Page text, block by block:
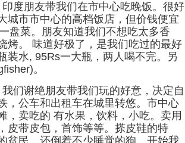
度朋友带我们在市中心吃晚饭。很好
城市市中心的高档饭店，但价钱便宜
盘菜。朋友知道我们不想吃太多香
烤。 味道好极了，是我们吃过的最好
装水, 95Rs一大瓶，两人喝不完。另
。
们谢绝朋友带我们玩的好意，决定自
，公车和出租车在城里转悠。市中心
，卖吃的 有水果，饮料，小吃。卖用
皮带皮包，首饰等等。搽皮鞋的特
贫民，还倒着不少睡觉的狗。开始我